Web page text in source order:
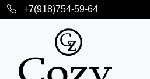
+7(918)754-59-64